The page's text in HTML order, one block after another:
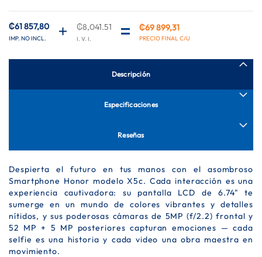
₡69 899,31
₡8,041.51
₡61 857,80
imágenes
Descripción
Despierta el futuro en tus manos con el asombroso
Smartphone Honor modelo X5c. Cada interacción es una
experiencia cautivadora: su pantalla LCD de 6.74" te
sumerge en un mundo de colores vibrantes y detalles
nítidos, y sus poderosas cámaras de 5MP (f/2.2) frontal y
52 MP + 5 MP posteriores capturan emociones — cada
selfie es una historia y cada video una obra maestra en
movimiento.
Especificaciones
Reseñas